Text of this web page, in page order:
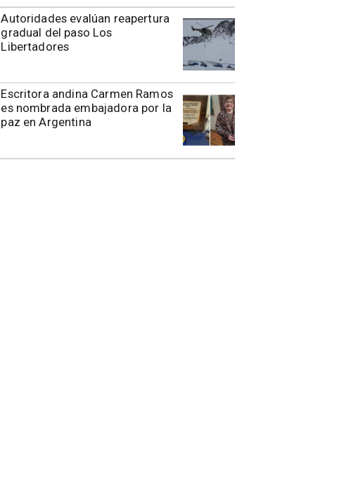
​​Autoridades evalúan reapertura
gradual del paso Los
Libertadores
Escritora andina Carmen Ramos
es nombrada embajadora por la
paz en Argentina